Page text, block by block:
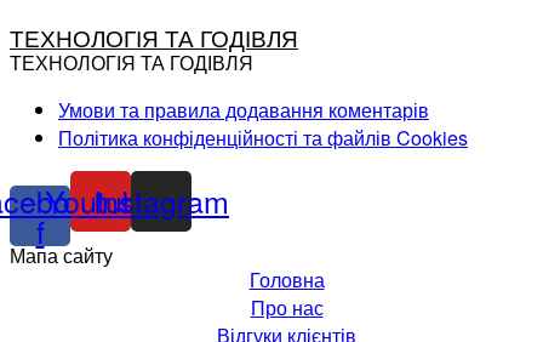
ТЕХНОЛОГІЯ ТА ГОДІВЛЯ
ТЕХНОЛОГІЯ ТА ГОДІВЛЯ
Умови та правила додавання коментарів
Політика конфіденційності та файлів Cookies
f
Youtube
Instagram
Мапа сайту
Головна
Про нас
Відгуки клієнтів